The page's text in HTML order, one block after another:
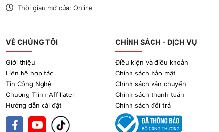
Thời gian mở cửa: Online
VỀ CHÚNG TÔI
Giới thiệu
Liên hệ hợp tác
Tin Công Nghệ
Chương Trình Affiliater
Hướng dẫn cài đặt
CHÍNH SÁCH - DỊCH VỤ
Điều kiện và điều khoản
Chính sách bảo mật
Chính sách vận chuyển
Chính sách thanh toán
Chính sách đổi trả